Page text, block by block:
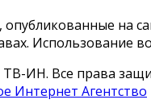
на
Использование
ТВ-ИН. Все права
Интернет Агентство